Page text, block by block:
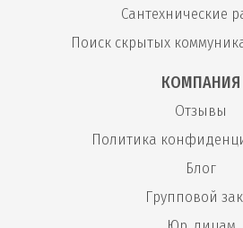
Сантехнические
Поиск скрытых
КОМПАНИЯ
Отзывы
Политика
Блог
Групповой